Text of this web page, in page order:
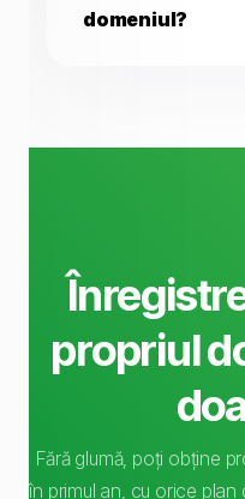
domeniul?
propriul
Fără glumă, poți obține
în primul an, cu orice